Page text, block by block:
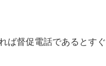
ば督促電話であるとすぐ